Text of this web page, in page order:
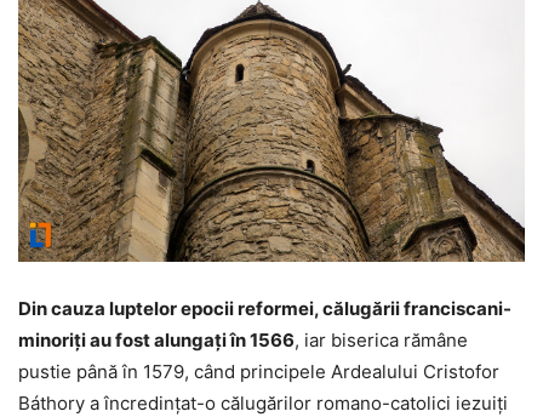
Din cauza luptelor epocii reformei, călugării franciscani-
minoriţi au fost alungaţi în 1566, iar biserica rămâne
pustie până în 1579, când principele Ardealului Cristofor
Báthory a încredinţat-o călugărilor romano-catolici iezuiţi